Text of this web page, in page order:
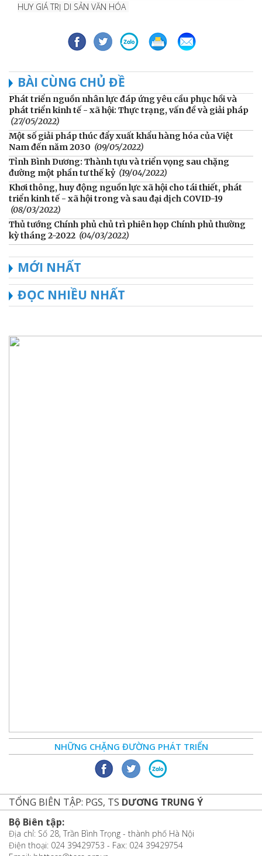
HUY GIÁ TRỊ DI SẢN VĂN HÓA
BÀI CÙNG CHỦ ĐỀ
Phát triển nguồn nhân lực đáp ứng yêu cầu phục hồi và
phát triển kinh tế - xã hội: Thực trạng, vấn đề và giải pháp
(27/05/2022)
Một số giải pháp thúc đẩy xuất khẩu hàng hóa của Việt
Nam đến năm 2030 (09/05/2022)
Tỉnh Bình Dương: Thành tựu và triển vọng sau chặng
đường một phần tư thế kỷ (19/04/2022)
Khơi thông, huy động nguồn lực xã hội cho tái thiết, phát
triển kinh tế - xã hội trong và sau đại dịch COVID-19
(08/03/2022)
Thủ tướng Chính phủ chủ trì phiên họp Chính phủ thường
kỳ tháng 2-2022 (04/03/2022)
MỚI NHẤT
ĐỌC NHIỀU NHẤT
NHỮNG CHẶNG ĐƯỜNG PHÁT TRIỂN
TỔNG BIÊN TẬP: PGS, TS DƯƠNG TRUNG Ý
Bộ Biên tập:
Địa chỉ: Số 28, Trần Bình Trọng - thành phố Hà Nội
Điện thoại: 024 39429753 - Fax: 024 39429754